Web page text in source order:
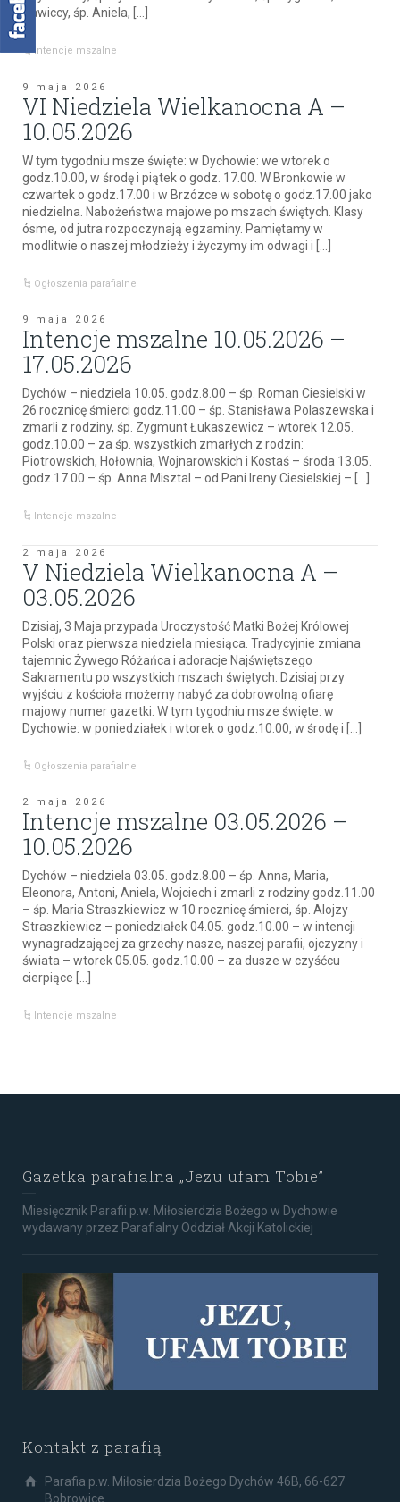
Sawiccy, śp. Aniela, […]
Intencje mszalne
9 maja 2026
VI Niedziela Wielkanocna A –
10.05.2026
W tym tygodniu msze święte: w Dychowie: we wtorek o
godz.10.00, w środę i piątek o godz. 17.00. W Bronkowie w
czwartek o godz.17.00 i w Brzózce w sobotę o godz.17.00 jako
niedzielna. Nabożeństwa majowe po mszach świętych. Klasy
ósme, od jutra rozpoczynają egzaminy. Pamiętamy w
modlitwie o naszej młodzieży i życzymy im odwagi i […]
Ogłoszenia parafialne
9 maja 2026
Intencje mszalne 10.05.2026 –
17.05.2026
Dychów – niedziela 10.05. godz.8.00 – śp. Roman Ciesielski w
26 rocznicę śmierci godz.11.00 – śp. Stanisława Polaszewska i
zmarli z rodziny, śp. Zygmunt Łukaszewicz – wtorek 12.05.
godz.10.00 – za śp. wszystkich zmarłych z rodzin:
Piotrowskich, Hołownia, Wojnarowskich i Kostaś – środa 13.05.
godz.17.00 – śp. Anna Misztal – od Pani Ireny Ciesielskiej – […]
Intencje mszalne
2 maja 2026
V Niedziela Wielkanocna A –
03.05.2026
Dzisiaj, 3 Maja przypada Uroczystość Matki Bożej Królowej
Polski oraz pierwsza niedziela miesiąca. Tradycyjnie zmiana
tajemnic Żywego Różańca i adoracje Najświętszego
Sakramentu po wszystkich mszach świętych. Dzisiaj przy
wyjściu z kościoła możemy nabyć za dobrowolną ofiarę
majowy numer gazetki. W tym tygodniu msze święte: w
Dychowie: w poniedziałek i wtorek o godz.10.00, w środę i […]
Ogłoszenia parafialne
2 maja 2026
Intencje mszalne 03.05.2026 –
10.05.2026
Dychów – niedziela 03.05. godz.8.00 – śp. Anna, Maria,
Eleonora, Antoni, Aniela, Wojciech i zmarli z rodziny godz.11.00
– śp. Maria Straszkiewicz w 10 rocznicę śmierci, śp. Alojzy
Straszkiewicz – poniedziałek 04.05. godz.10.00 – w intencji
wynagradzającej za grzechy nasze, naszej parafii, ojczyzny i
świata – wtorek 05.05. godz.10.00 – za dusze w czyśćcu
cierpiące […]
Intencje mszalne
Gazetka parafialna „Jezu ufam Tobie”
Miesięcznik Parafii p.w. Miłosierdzia Bożego w Dychowie
wydawany przez Parafialny Oddział Akcji Katolickiej
Kontakt z parafią
Parafia p.w. Miłosierdzia Bożego Dychów 46B, 66-627
Bobrowice